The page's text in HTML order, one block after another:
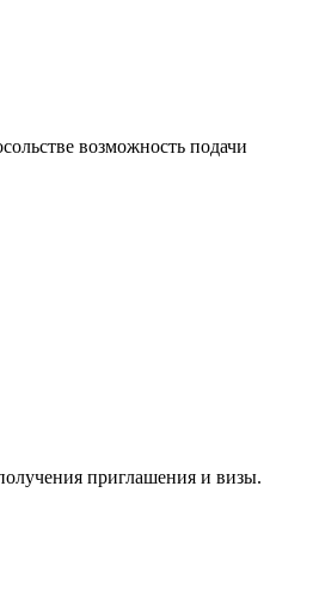
возможность подачи
приглашения и визы.